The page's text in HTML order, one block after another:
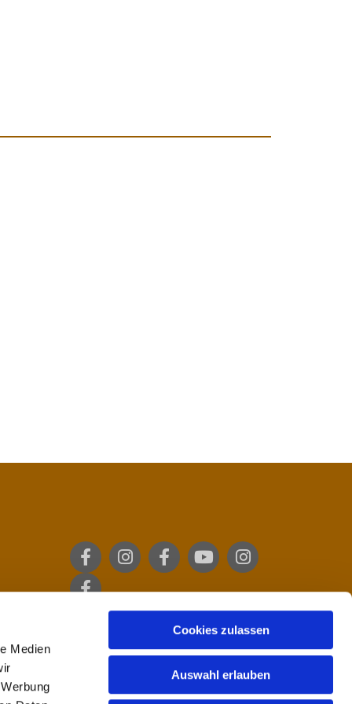
Medien
Cookies zulassen
Auswahl erlauben